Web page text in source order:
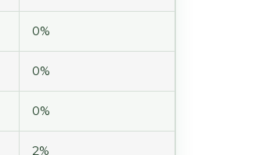
0%
0%
0%
2%